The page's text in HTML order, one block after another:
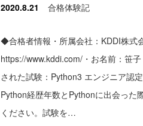
2020.8.21 合格体験記
◆合格者情報・所属会社：KDDI株式
https://www.kddi.com/・お名前：笹
された試験：Python3 エンジニア認
Python経歴年数とPythonに出会った
ください。試験を…